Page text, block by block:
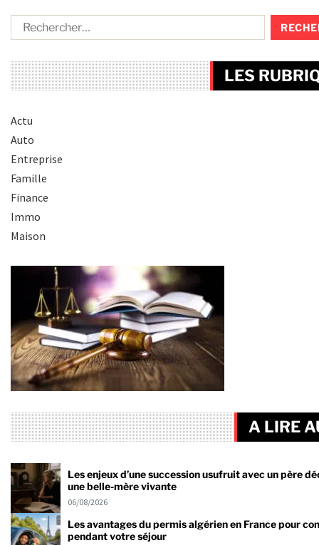
LES
Actu
Auto
Entreprise
Famille
Finance
Immo
Maison
A LIRE
Les enjeux d’une succession usufruit avec un père
une belle-mère vivante
06/08/2026
Les avantages du permis algérien en France pour
pendant votre séjour